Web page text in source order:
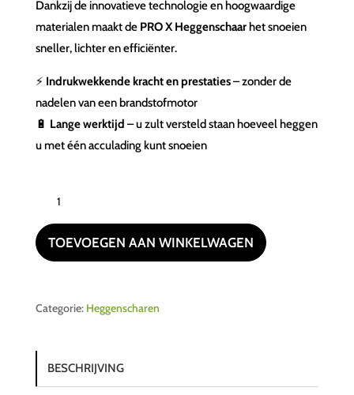
Dankzij de innovatieve technologie en hoogwaardige
materialen maakt de PRO X Heggenschaarhet snoeien
sneller, lichter en efficiënter.
⚡ Indrukwekkende kracht en prestaties– zonder de
nadelen van een brandstofmotor
🔋 Lange werktijd – u zult versteld staan hoeveel heggen
u met één acculading kunt snoeien
HTX5300E-
PA
stokheggenschaar
TOEVOEGEN AAN WINKELWAGEN
Categorie: Heggenscharen
BESCHRIJVING